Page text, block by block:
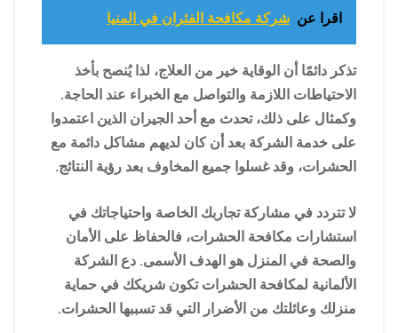
اقرا عن شركة مكافحة الفئران في المنيا
تذكر دائمًا أن الوقاية خير من العلاج، لذا يُنصح بأخذ
الاحتياطات اللازمة والتواصل مع الخبراء عند الحاجة.
وكمثال على ذلك، تحدث مع أحد الجيران الذين اعتمدوا
على خدمة الشركة بعد أن كان لديهم مشاكل دائمة مع
الحشرات، وقد غسلوا جميع المخاوف بعد رؤية النتائج.
لا تتردد في مشاركة تجاربك الخاصة واحتياجاتك في
استشارات مكافحة الحشرات، فالحفاظ على الأمان
والصحة في المنزل هو الهدف الأسمى. دع الشركة
الألمانية لمكافحة الحشرات تكون شريكك في حماية
منزلك وعائلتك من الأضرار التي قد تسببها الحشرات.